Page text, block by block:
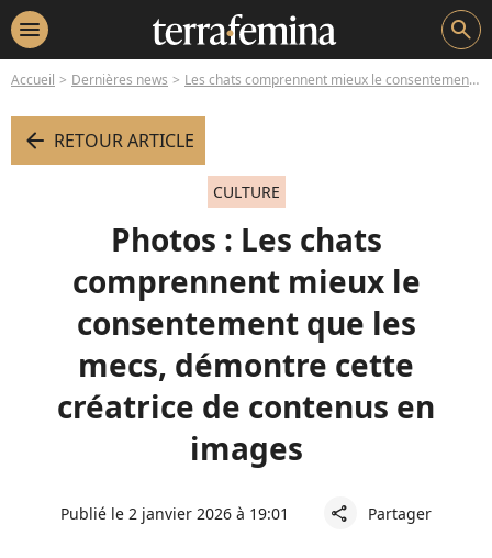
menu search
Accueil Dernières news Les chats comprennent mieux le consentement que les mecs, démontre cette créatrice de contenus en images
arrow_left RETOUR ARTICLE
CULTURE
Photos : Les chats
comprennent mieux le
consentement que les
mecs, démontre cette
créatrice de contenus en
images
Publié le 2 janvier 2026 à 19:01 share Partager